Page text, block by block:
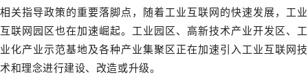
相关指导政策的重要落脚点，随着工业互联网的快速发展，工业
互联网园区也在加速崛起。工业园区、高新技术产业开发区、工
业化产业示范基地及各种产业集聚区正在加速引入工业互联网技
术和理念进行建设、改造或升级。